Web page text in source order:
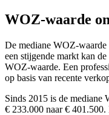
WOZ-waarde
De mediane WOZ-
een stijgende markt kan
WOZ-waarde. Een
op basis van recente
Sinds 2015 is de
€ 233.000 naar € 401.500.